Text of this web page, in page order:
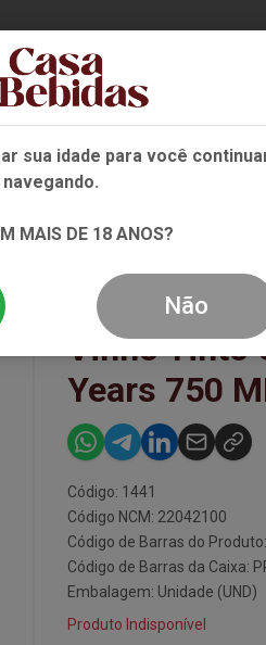
Vinho Tinto
Years 750
Código: 1441
Código NCM: 22042100
Código de Barras do
Código de Barras da Caixa:
Embalagem: Unidade (UND)
Produto Indisponível
sua idade para você
navegando.
MAIS DE 18 ANOS?
Não